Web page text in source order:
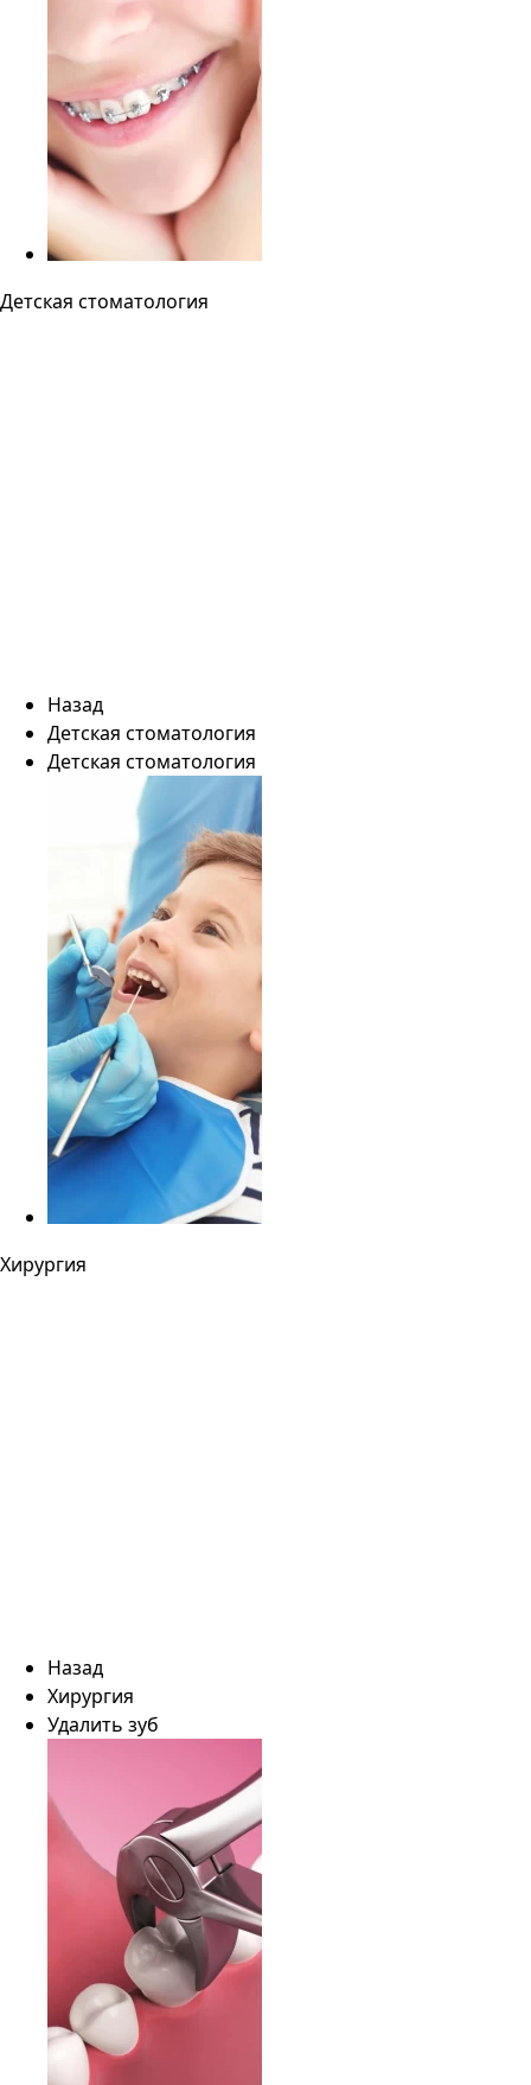
Детская стоматология
Назад
Детская стоматология
Детская стоматология
Хирургия
Назад
Хирургия
Удалить зуб